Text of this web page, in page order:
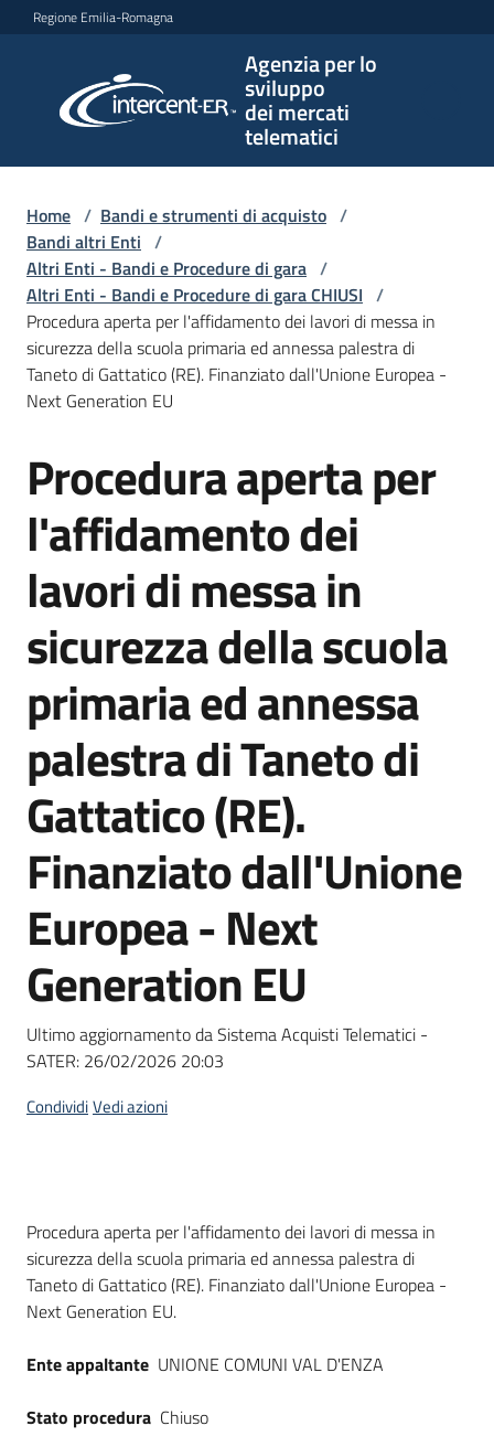
Vai al contenuto
Vai alla navigazione
Vai al footer
Regione Emilia-Romagna
Agenzia per lo
sviluppo
dei mercati
telematici
per lo
sviluppo
telematici
L'Agenzia
Bandi
strumenti
di
Supporto
Piattaforme
telematiche
English
site
Seguici
su
Home / Bandi e strumenti di acquisto /
Bandi altri Enti /
Altri Enti - Bandi e Procedure di gara /
Altri Enti - Bandi e Procedure di gara CHIUSI /
Procedura aperta per l'affidamento dei lavori di messa in
sicurezza della scuola primaria ed annessa palestra di
Taneto di Gattatico (RE). Finanziato dall'Unione Europea -
Next Generation EU
Salta al contenuto
Procedura aperta per
l'affidamento dei
lavori di messa in
sicurezza della scuola
primaria ed annessa
palestra di Taneto di
Gattatico (RE).
Finanziato dall'Unione
Europea - Next
Generation EU
Ultimo aggiornamento da Sistema Acquisti Telematici -
SATER: 26/02/2026 20:03
CondividiVedi azioni
Dati del bando
Procedura aperta per l'affidamento dei lavori di messa in
sicurezza della scuola primaria ed annessa palestra di
Taneto di Gattatico (RE). Finanziato dall'Unione Europea -
Next Generation EU.
Ente appaltante UNIONE COMUNI VAL D'ENZA
Stato procedura Chiuso